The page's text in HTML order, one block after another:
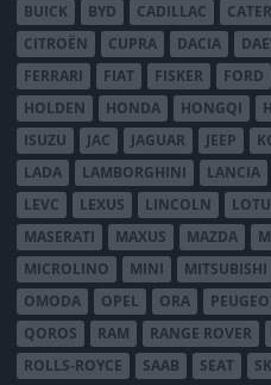
BUICK
BYD CADILLAC
CITROËN
CUPRA DACIA
FERRARI
FIAT FISKER FORD
HOLDEN
HONDA HONGQI
ISUZU
JAC JAGUAR JEEP
LADA
LAMBORGHINI LANCIA
LEVC
LEXUS LINCOLN
MASERATI
MAXUS MAZDA
MICROLINO
MINI MITSUBISHI
OMODA
OPEL ORA
QOROS
RAM RANGE ROVER
ROLLS-ROYCE
SAAB SEAT